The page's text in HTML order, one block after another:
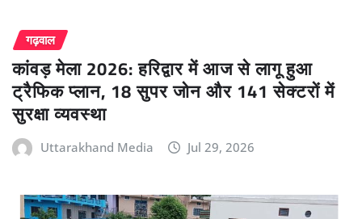
गढ़वाल
कांवड़ मेला 2026: हरिद्वार में आज से लागू हुआ
ट्रैफिक प्लान, 18 सुपर जोन और 141 सेक्टरों में
सुरक्षा व्यवस्था
Uttarakhand Media Jul 29, 2026